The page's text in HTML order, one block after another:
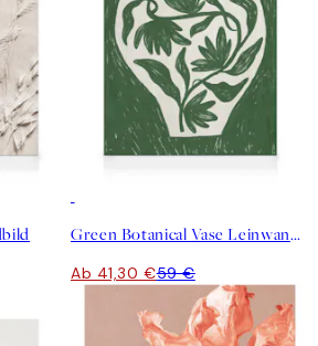
Green Botanical Vase Leinwandbild
Ab 41,30 €59 €